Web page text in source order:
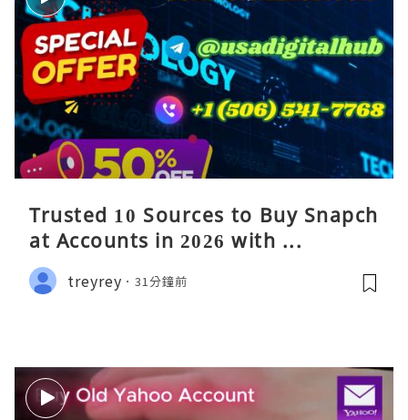
Trusted 10 Sources to Buy Snapch
at Accounts in 2026 with ...
treyrey 31分鐘前